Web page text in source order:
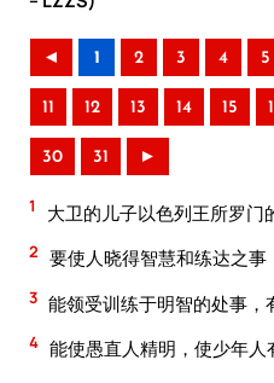
◄ 1 2 3 4 5
11 12 13 14 15
30 31 ►
1 大卫的儿子以色列王所罗门
2 要使人晓得智慧和练达之事
3 能领受训练于明智的处事，
4 能使愚直人精明，使少年